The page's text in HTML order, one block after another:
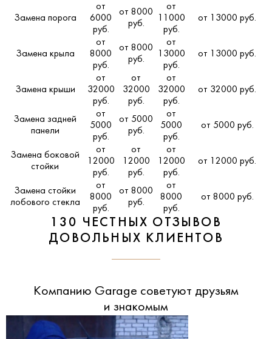
Замена порога
от
6000
руб.
от 8000
руб.
от
11000
руб.
от 13000 руб.
Замена крыла
от
8000
руб.
от 8000
руб.
от
13000
руб.
от 13000 руб.
Замена крыши
от
32000
руб.
от
32000
руб.
от
32000
руб.
от 32000 руб.
Замена задней
панели
от
5000
руб.
от 5000
руб.
от
5000
руб.
от 5000 руб.
Замена боковой
стойки
от
12000
руб.
от
12000
руб.
от
12000
руб.
от 12000 руб.
Замена стойки
лобового стекла
от
8000
руб.
от 8000
руб.
от
8000
руб.
от 8000 руб.
130 ЧЕСТНЫХ ОТЗЫВОВ
ДОВОЛЬНЫХ КЛИЕНТОВ
Компанию Garage советуют друзьям
и знакомым